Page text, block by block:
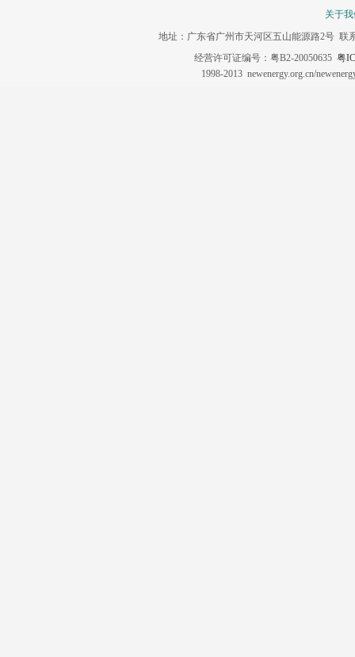
关于
地址：广东省广州市天河区五山能源路2号 联
经营许可证编号：粤B2-20050635 粤
1998-2013 newenergy.org.cn/